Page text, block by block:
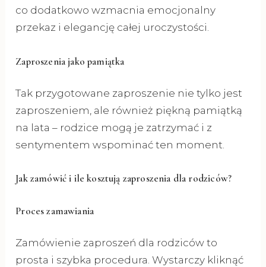
co dodatkowo wzmacnia emocjonalny
przekaz i elegancję całej uroczystości.
Zaproszenia jako pamiątka
Tak przygotowane zaproszenie nie tylko jest
zaproszeniem, ale również piękną pamiątką
na lata – rodzice mogą je zatrzymać i z
sentymentem wspominać ten moment.
Jak zamówić i ile kosztują zaproszenia dla rodziców?
Proces zamawiania
Zamówienie zaproszeń dla rodziców to
prosta i szybka procedura. Wystarczy kliknąć